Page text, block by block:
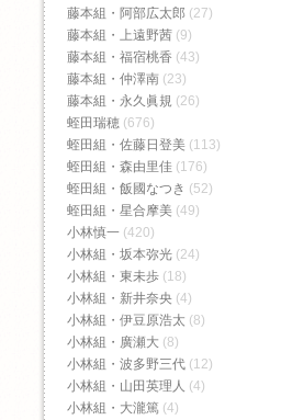
藤本組・阿部広太郎 (27)
藤本組・上遠野茜 (9)
藤本組・福宿桃香‬ (43)
藤本組・仲澤南 (23)
藤本組・永久眞規 (26)
蛭田瑞穂 (676)
蛭田組・佐藤日登美 (113)
蛭田組・森由里佳 (176)
蛭田組・飯國なつき (52)
蛭田組・星合摩美 (49)
小林慎一 (420)
小林組・坂本弥光 (24)
小林組・東未歩 (18)
小林組・新井奈央 (4)
小林組・伊豆原浩太 (8)
小林組・廣瀬大 (8)
小林組・波多野三代 (12)
小林組・山田英理人 (4)
小林組・大瀧篤 (4)